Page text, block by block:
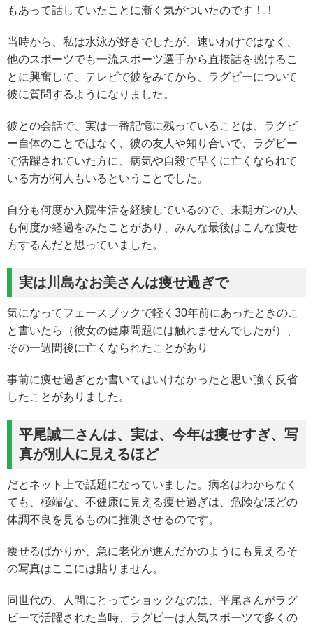
もあって話していたことに漸く気がついたのです！！
当時から、私は水泳が好きでしたが、速いわけではなく、
他のスポーツでも一流スポーツ選手から直接話を聴けるこ
とに興奮して、テレビで彼をみてから、ラグビーについて
彼に質問するようになりました。
彼との会話で、実は一番記憶に残っていることは、ラグビ
ー自体のことではなく、彼の友人や知り合いで、ラグビー
で活躍されていた方に、病気や自殺で早くに亡くなられて
いる方が何人もいるということでした。
自分も何度か入院生活を経験しているので、末期ガンの人
も何度か経過をみたことがあり、みんな最後はこんな痩せ
方するんだと思っていました。
実は川島なお美さんは痩せ過ぎで
気になってフェースブックで軽く30年前にあったときのこ
と書いたら（彼女の健康問題には触れませんでしたが）、
その一週間後に亡くなられたことがあり
事前に痩せ過ぎとか書いてはいけなかったと思い強く反省
したことがありました。
平尾誠二さんは、実は、今年は痩せすぎ、写
真が別人に見えるほど
だとネット上で話題になっていました。病名はわからなく
ても、極端な、不健康に見える痩せ過ぎは、危険なほどの
体調不良を見るものに推測させるのです。
痩せるばかりか、急に老化が進んだかのようにも見えるそ
の写真はここには貼りません。
同世代の、人間にとってショックなのは、平尾さんがラグ
ビーで活躍された当時、ラグビーは人気スポーツで多くの